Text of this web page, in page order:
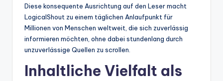
Diese konsequente Ausrichtung auf den Leser macht
LogicalShout zu einem täglichen Anlaufpunkt für
Millionen von Menschen weltweit, die sich zuverlässig
informieren möchten, ohne dabei stundenlang durch
unzuverlässige Quellen zu scrollen.
Inhaltliche Vielfalt als